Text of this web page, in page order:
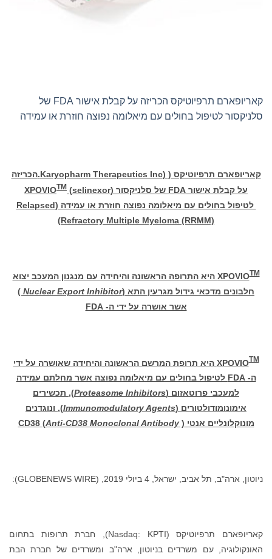
קאריופארם תרפיוטיקס הכריזה על קבלת אישור FDA של
סלניקסור לטיפול בחולים עם מיאלומה נפוצה חוזרת או עמידה
קאריופארם תרפיוטיקס ( (Karyopharm Therapeutics Inc.
הכריזה
על קבלת אישור FDA של סלניקסור (selinexor)
XPOVIOTM
לטיפול בחולים עם מיאלומה נפוצה חוזרת או עמידה (Relapsed
Refractory Multiple Myeloma (RRMM)
)
XPOVIOTM
היא התרופה הראשונה והיחידה עם מנגנון המעכב יצוא
חלבונים מדכאי גידול מגרעין התא (Nuclear Export Inhibitor
)
אשר אושרה על ידי ה-FDA
XPOVIOTM
היא תרופת המרשם הראשונה והיחידה שאושרה על ידי
ה-FDA לטיפול בחולים עם מיאלומה נפוצה אשר מחלתם עמידה
למעכבי פרוטאזום (Proteasome Inhibitors
), תכשירים
אימונומודולטורים (Immunomodulatory Agents
), ונוגדנים
מונוקלונליים אנטי
CD38(Anti-CD38 Monoclonal Antibody)
ניוטון, ארה"ב, תל אביב, ישראל, 4 ביולי 2019, (GLOBENEWS WIRE):
קאריופארם תרפיוטיקס (Nasdaq: KPTI), חברת תרופות בתחום
האונקולוגיה, עם משרדים בניוטון, ארה"ב ומשרדים של חברת הבת